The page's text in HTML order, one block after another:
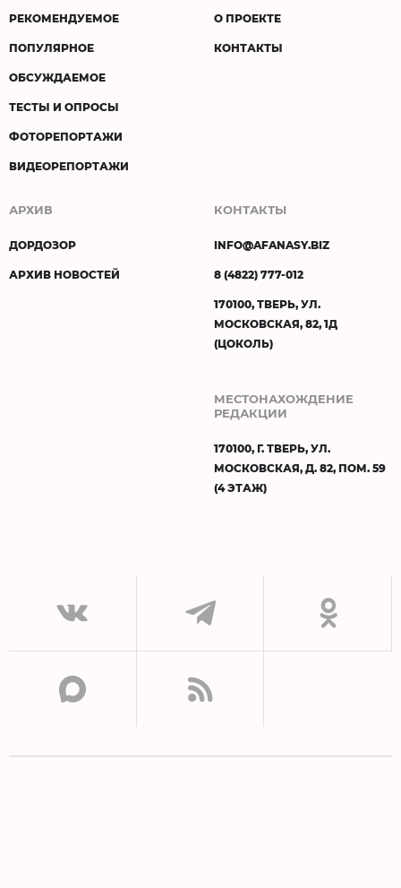
РЕКОМЕНДУЕМОЕ
ПОПУЛЯРНОЕ
ОБСУЖДАЕМОЕ
ТЕСТЫ И ОПРОСЫ
ФОТОРЕПОРТАЖИ
ВИДЕОРЕПОРТАЖИ
О ПРОЕКТЕ
КОНТАКТЫ
АРХИВ
ДОРДОЗОР
АРХИВ НОВОСТЕЙ
КОНТАКТЫ
INFO@AFANASY.BIZ
8 (4822) 777-012
170100, ТВЕРЬ, УЛ.
МОСКОВСКАЯ, 82, 1Д
(ЦОКОЛЬ)
МЕСТОНАХОЖДЕНИЕ
РЕДАКЦИИ
170100, Г. ТВЕРЬ, УЛ.
МОСКОВСКАЯ, Д. 82, ПОМ. 59
(4 ЭТАЖ)